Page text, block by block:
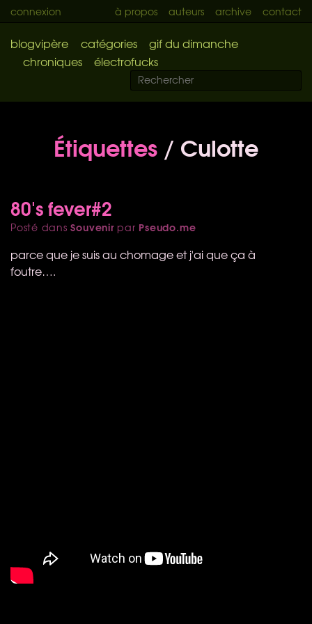
connexion à propos auteurs archive contact
blogvipère catégories
gif du dimanche
chroniques
électrofucks
Étiquettes / Culotte
80's fever#2
Posté dansSouvenirpar Pseudo.me
parce que je suis au chomage et j'ai que ça à
foutre….